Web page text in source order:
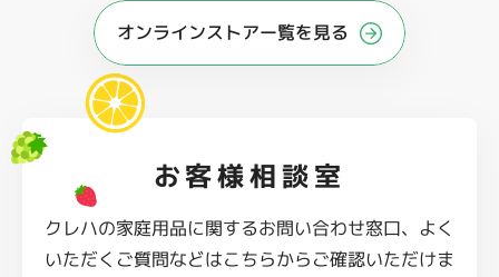
オンラインストアー覧を見る
お客様相談室
クレハの家庭用品に関するお問い合わせ窓口、よく
いただくご質問などはこちらからご確認いただけま